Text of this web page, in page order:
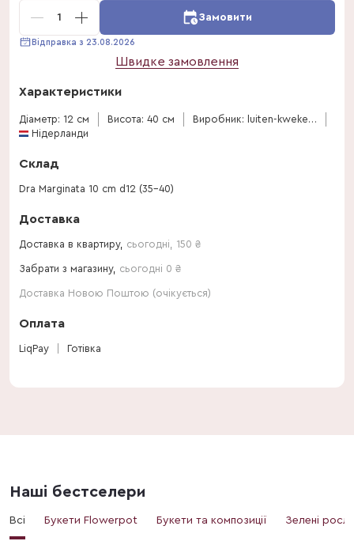
1 Замовити
Відправка з 23.08.2026
Швидке замовлення
Характеристики
Діаметр: 12 см Висота: 40 см
Виробник: luiten-kwekerij-bv
Нідерланди
Склад
Dra Marginata 10 cm d12 (35-40)
Доставка
Доставка в квартиру, сьогодні 150 ₴
Забрати з магазину, сьогодні 0 ₴
Доставка Новою Поштою (очікується)
Оплата
LiqPay Готівка
Наші бестселери
Всі Букети Flowerpot Букети та композиції Зелені